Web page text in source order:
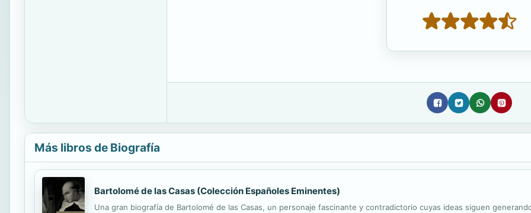
Más libros de Biografía
Bartolomé de las Casas (Colección Españoles Eminentes)
Una gran biografía de Bartolomé de las Casas, un personaje fascinante y contradictorio cuyas ideas siguen